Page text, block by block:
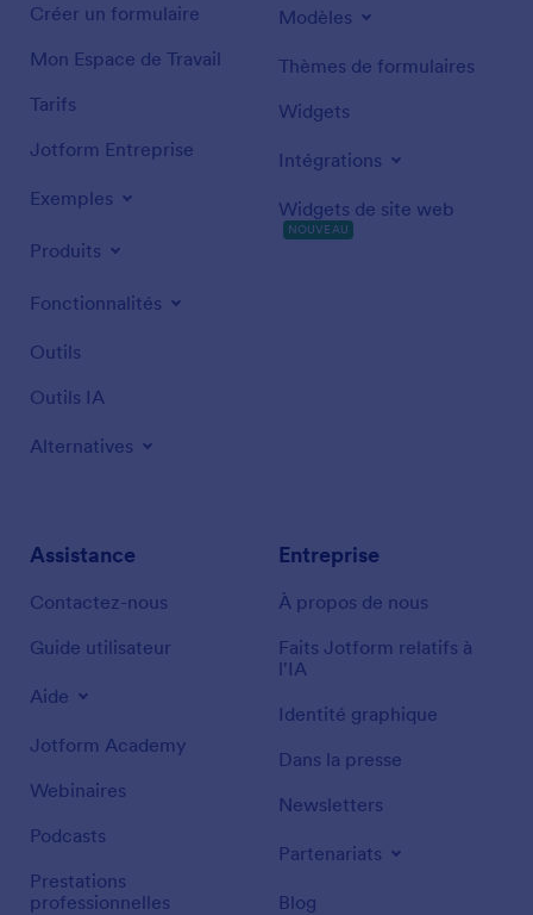
Créer un formulaire
Mon Espace de Travail
Tarifs
Jotform Entreprise
Exemples
Produits
Fonctionnalités
Outils
Outils IA
Alternatives
Modèles
Thèmes de formulaires
Widgets
Intégrations
Widgets de site web
NOUVEAU
Assistance
Contactez-nous
Guide utilisateur
Aide
Jotform Academy
Webinaires
Podcasts
Prestations
professionnelles
Entreprise
À propos de nous
Faits Jotform relatifs à
l'IA
Identité graphique
Dans la presse
Newsletters
Partenariats
Blog